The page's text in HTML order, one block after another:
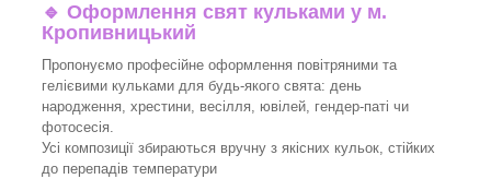
🔹 Оформлення свят кульками у м.
Кропивницький
Пропонуємо професійне оформлення повітряними та
гелієвими кульками для будь-якого свята: день
народження, хрестини, весілля, ювілей, гендер-паті чи
фотосесія.
Усі композиції збираються вручну з якісних кульок, стійких
до перепадів температури